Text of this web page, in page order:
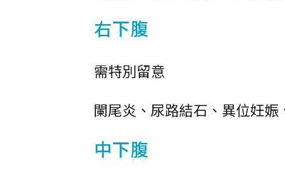
右下腹
需特別留意
闌尾炎、尿路結石、異位妊娠
中下腹